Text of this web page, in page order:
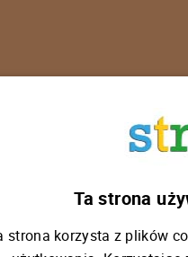
U
Ta strona
strona korzysta z plików